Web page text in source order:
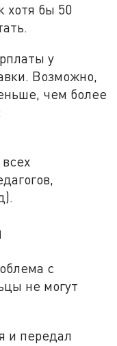
хотя бы 50
у
Возможно,
чем более
с
не могут
и передал